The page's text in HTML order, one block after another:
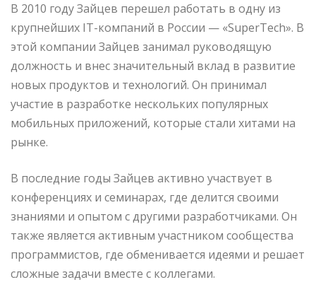
В 2010 году Зайцев перешел работать в одну из
крупнейших IT-компаний в России — «SuperTech». В
этой компании Зайцев занимал руководящую
должность и внес значительный вклад в развитие
новых продуктов и технологий. Он принимал
участие в разработке нескольких популярных
мобильных приложений, которые стали хитами на
рынке.
В последние годы Зайцев активно участвует в
конференциях и семинарах, где делится своими
знаниями и опытом с другими разработчиками. Он
также является активным участником сообщества
программистов, где обменивается идеями и решает
сложные задачи вместе с коллегами.